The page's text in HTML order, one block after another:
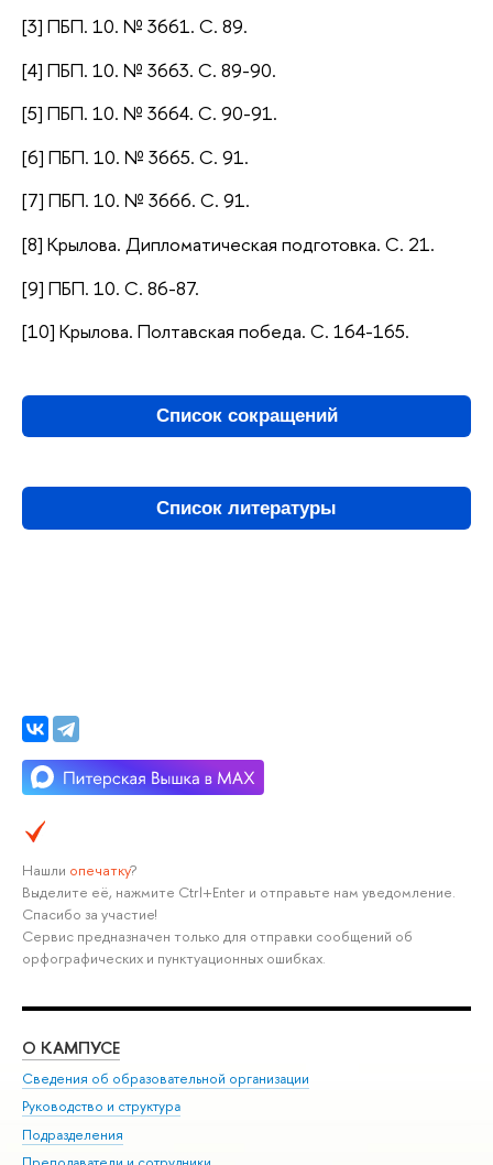
[3] ПБП. 10. № 3661. С. 89.
[4] ПБП. 10. № 3663. С. 89-90.
[5] ПБП. 10. № 3664. С. 90-91.
[6] ПБП. 10. № 3665. С. 91.
[7] ПБП. 10. № 3666. С. 91.
[8] Крылова. Дипломатическая подготовка. С. 21.
[9] ПБП. 10. С. 86-87.
[10] Крылова. Полтавская победа. С. 164-165.
Список сокращений
Список литературы
Нашли опечатку?
Выделите её, нажмите Ctrl+Enter и отправьте нам уведомление.
Спасибо за участие!
Сервис предназначен только для отправки сообщений об
орфографических и пунктуационных ошибках.
О КАМПУСЕ
Сведения об образовательной организации
Руководство и структура
Подразделения